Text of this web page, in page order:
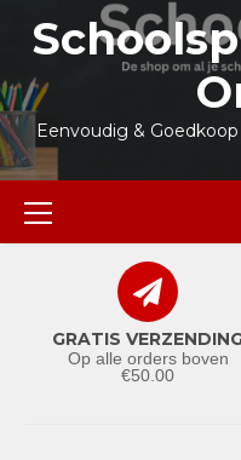
inhoud
Eenvoudig &
Primair
menu
GRATIS
Op alle orders boven
€50.00